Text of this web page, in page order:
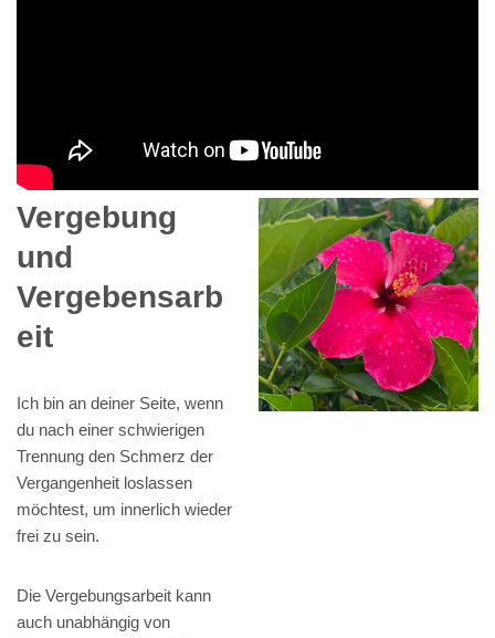
Vergebung
und
Vergebensarb
eit
Ich bin an deiner Seite, wenn
du nach einer schwierigen
Trennung den Schmerz der
Vergangenheit loslassen
möchtest, um innerlich wieder
frei zu sein.
Die Vergebungsarbeit kann
auch unabhängig von